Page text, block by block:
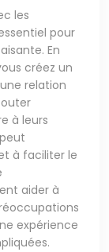
les
pour
En
créez un
relation
à leurs
à faciliter le
aider à
expérience